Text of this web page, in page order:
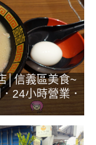
│信義區美食~
24小時營業．